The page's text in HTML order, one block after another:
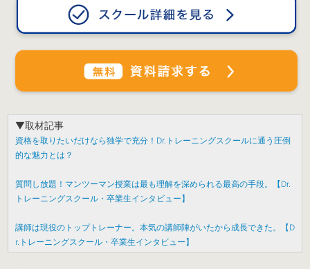
▼取材記事
資格を取りたいだけなら独学で充分！Dr.トレーニングスクールに通う圧倒
的な魅力とは？
質問し放題！マンツーマン授業は最も理解を深められる最高の手段。【Dr.
トレーニングスクール・卒業生インタビュー】
講師は現役のトップトレーナー。本気の講師陣がいたから成長できた。【D
r.トレーニングスクール・卒業生インタビュー】